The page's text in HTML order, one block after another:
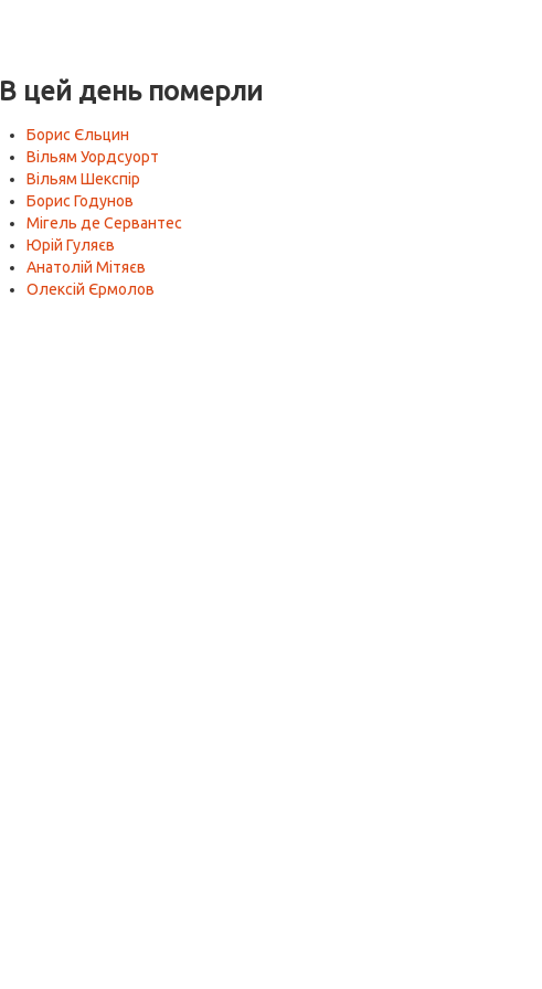
В цей день померли
Борис Єльцин
Вільям Уордсуорт
Вільям Шекспір
Борис Годунов
Мігель де Сервантес
Юрій Гуляєв
Анатолій Мітяєв
Олексій Єрмолов